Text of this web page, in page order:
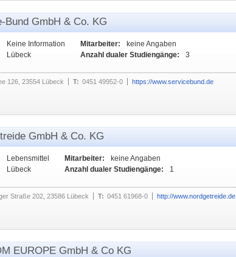
Bund GmbH & Co. KG
Keine Information
Lübeck
Mitarbeiter:
keine Angaben
Anzahl dualer Studiengänge:
3
126, 23554 Lübeck T: 0451 49952-0 https://www.servicebund.de
GmbH & Co. KG
Lebensmittel
Lübeck
Mitarbeiter:
keine Angaben
Anzahl dualer Studiengänge:
1
Straße 202, 23586 Lübeck T: 0451 61968-0 http://www.nordgetreide.de
EUROPE GmbH & Co KG